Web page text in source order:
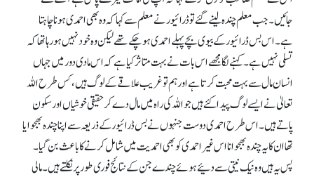
جائیں۔ جب معلم چندہ لینے گئے تو ڈرائیور نے معلم سے کہا کہ وہ بھی احمدی ہونا چاہتا
ہے۔ اس بس ڈرائیور کے بیوی بچے پہلے احمدی ہو چکے تھے لیکن وہ خودنہیں ہو رہا تھا کہ
تسلی نہیں ہے۔ کہنے لگا مجھے اس بات نے بہت متاثر کیا ہے کہ اس مادی دور میں جہاں
انسان مال سے بہت محبت کرتا ہے اور ہم تو غریب علاقے کے لوگ ہیں، کس طرح اللہ
تعالیٰ نے ایسے لوگ پیدا کئے ہیں جو اللہ کی راہ میں مال دے کر حقیقی خوشیاں اور سکون
پاتے ہیں۔ اس طرح احمدی دوست جنہوں نے بس ڈرائیور کے ذریعہ سے اپنا چندہ بھجوایا
تھا ان کایہ چندہ بھجوانا اس غیر احمدی کو بھی احمدیت میں شامل کرنے کا باعث بن گیا۔
پس یہ ہیں وہ نیک نیتی سے دئیے ہوئے چندے جن کے نتائج فوری طور پر نکلتے ہیں۔ مالی